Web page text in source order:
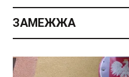
ЗАМЕЖЖА